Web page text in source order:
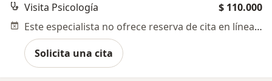
Visita Psicología
$ 110.000
Este especialista no ofrece reserva de cita en línea en esta dirección.
Solicita una cita